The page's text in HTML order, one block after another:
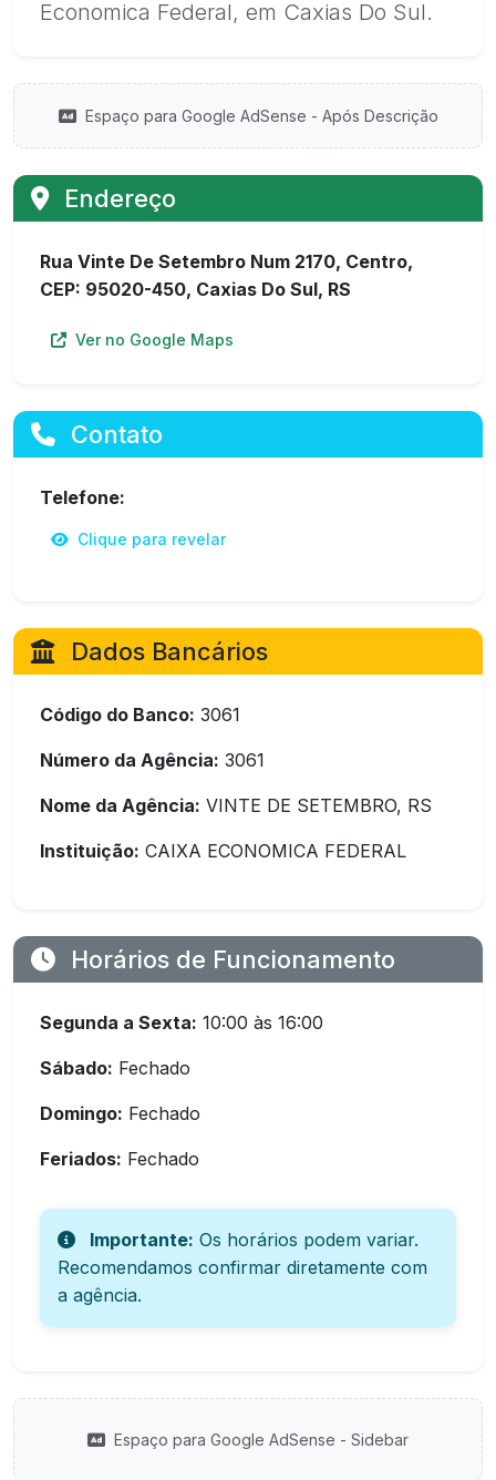
Economica Federal, em Caxias Do Sul.
Espaço para Google AdSense - Após Descrição
Endereço
Rua Vinte De Setembro Num 2170, Centro,
CEP: 95020-450, Caxias Do Sul, RS
Ver no Google Maps
Contato
Telefone:
Clique para revelar
Dados Bancários
Código do Banco: 3061
Número da Agência: 3061
Nome da Agência: VINTE DE SETEMBRO, RS
Instituição: CAIXA ECONOMICA FEDERAL
Horários de Funcionamento
Segunda a Sexta: 10:00 às 16:00
Sábado: Fechado
Domingo: Fechado
Feriados: Fechado
Importante: Os horários podem variar.
Recomendamos confirmar diretamente com
a agência.
Espaço para Google AdSense - Sidebar